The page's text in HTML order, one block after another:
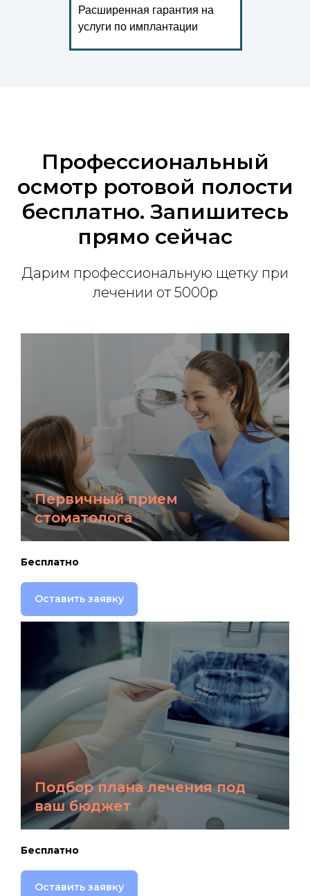
Расширенная гарантия на
услуги по имплантации
Профессиональный
осмотр ротовой полости
бесплатно. Запишитесь
прямо сейчас
Дарим профессиональную щетку при
лечении от 5000р
Первичный прием
стоматолога
Бесплатно
Оставить заявку
Подбор плана лечения под
ваш бюджет
Бесплатно
Оставить заявку